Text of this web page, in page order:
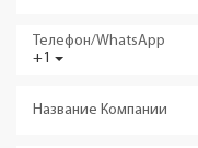
+1
Телефон/WhatsApp
Название Компании